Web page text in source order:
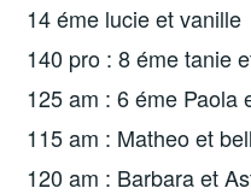
14 éme lucie et vanille
140 pro : 8 éme tanie
125 am : 6 éme Paola
115 am : Matheo et
120 am : Barbara et